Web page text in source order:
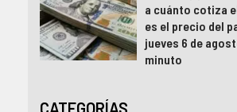
a cuánto cotiza
es el precio del
jueves 6 de
minuto
CATEGORÍAS